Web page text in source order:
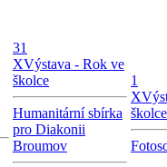
31
XVýstava - Rok ve
školce
Humanitární sbírka
pro Diakonii
Broumov
1
X
školce